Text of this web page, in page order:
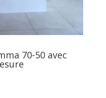
70-50 avec